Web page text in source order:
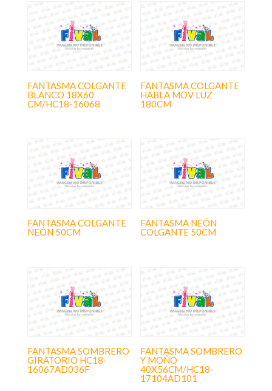
FANTASMA COLGANTE
BLANCO 18X60
CM/HC18-16068
FANTASMA COLGANTE
HABLA MOV LUZ
180CM
FANTASMA COLGANTE
NEÓN 50CM
FANTASMA NEÓN
COLGANTE 50CM
FANTASMA SOMBRERO
GIRATORIO HC18-
16067AD036F
FANTASMA SOMBRERO
Y MOÑO
40X56CM/HC18-
17104AD101